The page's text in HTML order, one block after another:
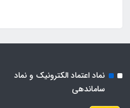
نماد اعتماد الکترونیک و نماد
ساماندهی